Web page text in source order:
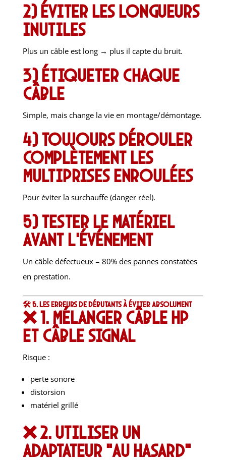
2) Éviter les longueurs
inutiles
Plus un câble est long → plus il capte du bruit.
3) Étiqueter chaque
câble
Simple, mais change la vie en montage/démontage.
4) Toujours dérouler
complètement les
multiprises enroulées
Pour éviter la surchauffe (danger réel).
5) Tester le matériel
AVANT l’événement
Un câble défectueux = 80% des pannes constatées
en prestation.
🛠️ 5. Les erreurs de débutants à éviter absolument
❌ 1. Mélanger câble HP
et câble signal
Risque :
perte sonore
distorsion
matériel grillé
❌ 2. Utiliser un
adaptateur “au hasard”